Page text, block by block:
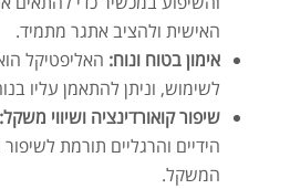
האישית ולהציב אתגר מתמיד.
אימון בטוח ונוח: האליפטיקל
לשימוש, וניתן להתאמן עליו
שיפור קואורדינציה ושיווי משקל:
הידיים והרגליים תורמת לשיפור
המשקל.